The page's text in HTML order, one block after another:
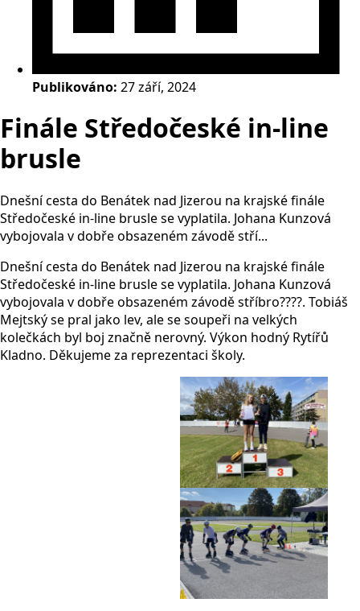
Publikováno: 27 září, 2024
Finále Středočeské in-line
brusle
Dnešní cesta do Benátek nad Jizerou na krajské finále
Středočeské in-line brusle se vyplatila. Johana Kunzová
vybojovala v dobře obsazeném závodě stří...
Dnešní cesta do Benátek nad Jizerou na krajské finále
Středočeské in-line brusle se vyplatila. Johana Kunzová
vybojovala v dobře obsazeném závodě stříbro????. Tobiáš
Mejtský se pral jako lev, ale se soupeři na velkých
kolečkách byl boj značně nerovný. Výkon hodný Rytířů
Kladno. Děkujeme za reprezentaci školy.